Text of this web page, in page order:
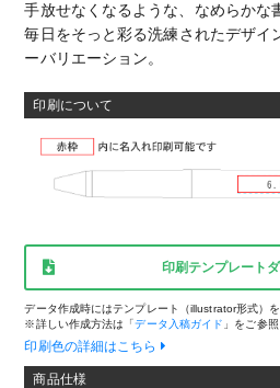
手放せなくなるような、なめらかな
毎日をそっと彩る洗練されたデザイ
ーバリエーション。
印刷について
印刷テンプレート
データ作成時にはテンプレート（illustrator形式）を
※詳しい作成方法は「データ入稿ガイド 」をご参照
印刷色の詳細はこちら
商品仕様